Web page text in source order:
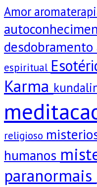
Amor
espiritual
Karma
religioso
humanos
paranormais